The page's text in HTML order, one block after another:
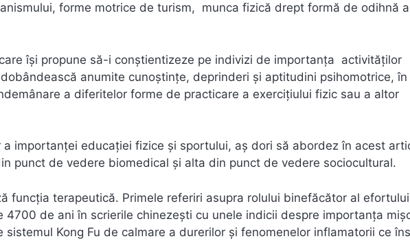
forme motrice de turism, munca fizică drept formă de odihnă
își propune să-i conștientizeze pe indivizi de importanța activităților
anumite cunoștințe, deprinderi și aptitudini psihomotrice, în
a diferitelor forme de practicare a exercițiului fizic sau a altor
importanței educației fizice și sportului, aș dori să abordez în acest
punct de vedere biomedical și alta din punct de vedere sociocultural.
funcția terapeutică. Primele referiri asupra rolului binefăcător al
de ani în scrierile chinezești cu unele indicii despre importanța
Kong Fu de calmare a durerilor și fenomenelor inflamatorii ce